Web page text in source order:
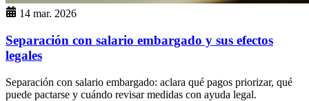
14 mar. 2026
Separación con salario embargado y sus efectos
legales
Separación con salario embargado: aclara qué pagos priorizar, qué
puede pactarse y cuándo revisar medidas con ayuda legal.